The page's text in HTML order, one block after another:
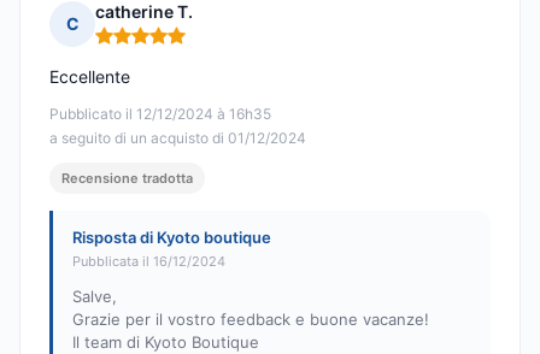
C
catherine T.
Nota: 5 su 5
Pubblicato il 12/12/2024 à 16h35
a seguito di un acquisto di 01/12/2024
Eccellente
Recensione tradotta
Risposta di Kyoto boutique
Pubblicata il 16/12/2024
Salve,
Grazie per il vostro feedback e buone vacanze!
Il team di Kyoto Boutique